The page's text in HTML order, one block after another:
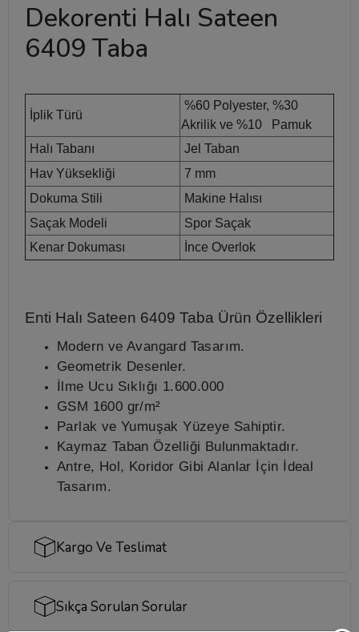
Dekorenti Halı Sateen
6409 Taba
İplik Türü
%60 Polyester, %30
Akrilik ve %10 Pamuk
Halı Tabanı
Jel Taban
Hav Yüksekliği
7 mm
Dokuma Stili
Makine Halısı
Saçak Modeli
Spor Saçak
Kenar Dokuması
İnce Overlok
Enti Halı Sateen 6409 Taba Ürün Özellikleri
Modern ve Avangard Tasarım.
Geometrik Desenler.
İlme Ucu Sıklığı 1.600.000
GSM 1600 gr/m²
Parlak ve Yumuşak Yüzeye Sahiptir.
Kaymaz Taban Özelliği Bulunmaktadır.
Antre, Hol, Koridor Gibi Alanlar İçin İdeal
Tasarım.
Kargo Ve Teslimat
Sıkça Sorulan Sorular